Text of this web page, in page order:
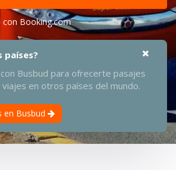
Booking.com
países?
Busbud para ofrecerte pasajes
en otros países del mundo.
en Busbud